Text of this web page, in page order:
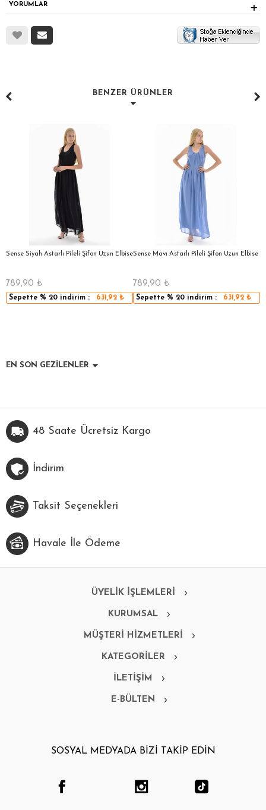
YORUMLAR
BENZER ÜRÜNLER
Sense Siyah Astarlı Pileli Şifon Uzun Elbise
789,90 ₺
Sepette % 20 indirim : 631,92₺
Sense Mavı Astarlı Pileli Şifon Uzun Elbise
789,90 ₺
Sepette % 20 indirim : 631,92₺
EN SON GEZİLENLER
48 Saate Ücretsiz Kargo
İndirim
Taksit Seçenekleri
Havale İle Ödeme
ÜYELİK İŞLEMLERİ
KURUMSAL
MÜŞTERİ HİZMETLERİ
KATEGORİLER
İLETİŞİM
E-BÜLTEN
SOSYAL MEDYADA BİZİ TAKİP EDİN